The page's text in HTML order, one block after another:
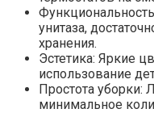
унитаза,
хранения.
Эстетика: Яркие
использование
Простота
минимальное